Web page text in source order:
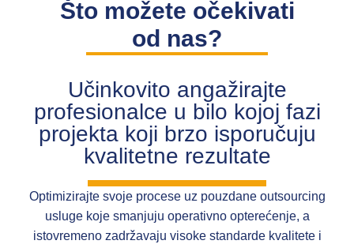
Što možete očekivati
od nas?
Učinkovito angažirajte
profesionalce u bilo kojoj fazi
projekta koji brzo isporučuju
kvalitetne rezultate
Optimizirajte svoje procese uz pouzdane outsourcing
usluge koje smanjuju operativno opterećenje, a
istovremeno zadržavaju visoke standarde kvalitete i